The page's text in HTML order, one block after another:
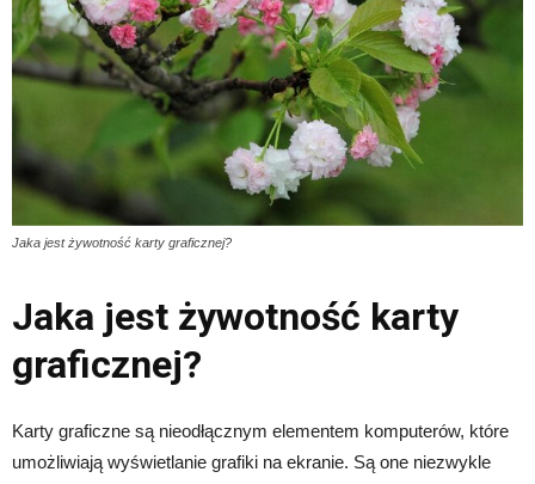
Jaka jest żywotność karty graficznej?
Jaka jest żywotność karty
graficznej?
Karty graficzne są nieodłącznym elementem komputerów, które
umożliwiają wyświetlanie grafiki na ekranie. Są one niezwykle